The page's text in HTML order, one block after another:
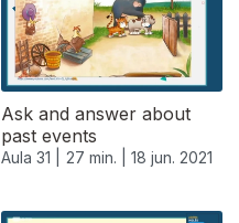
Ask and answer about
past events
Aula 31 | 27 min. | 18 jun. 2021